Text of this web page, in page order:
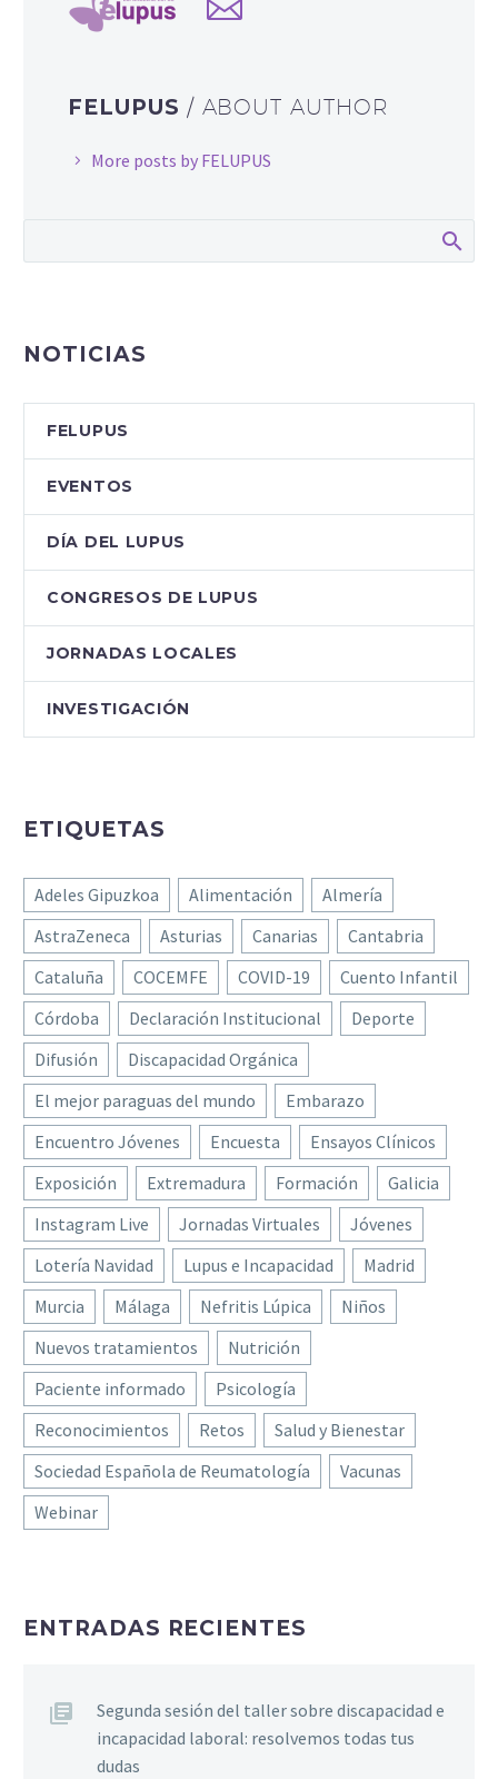
FELUPUS / ABOUT AUTHOR
More posts by FELUPUS
NOTICIAS
FELUPUS
EVENTOS
DÍA DEL LUPUS
CONGRESOS DE LUPUS
JORNADAS LOCALES
INVESTIGACIÓN
ETIQUETAS
Adeles Gipuzkoa Alimentación
Almería
AstraZeneca
Asturias Canarias
Cantabria
Cataluña
COCEMFE COVID-19
Cuento Infantil
Córdoba
Declaración Institucional
Deporte
Difusión
Discapacidad Orgánica
El mejor paraguas del mundo
Embarazo
Encuentro Jóvenes
Encuesta
Ensayos Clínicos
Exposición
Extremadura Formación
Galicia
Instagram Live
Jornadas Virtuales
Jóvenes
Lotería Navidad
Lupus e Incapacidad
Madrid
Murcia
Málaga Nefritis Lúpica
Niños
Nuevos tratamientos
Nutrición
Paciente informado
Psicología
Reconocimientos
Retos
Salud y Bienestar
Sociedad Española de Reumatología
Vacunas
Webinar
ENTRADAS RECIENTES
Segunda sesión del taller sobre discapacidad e
incapacidad laboral: resolvemos todas tus
dudas